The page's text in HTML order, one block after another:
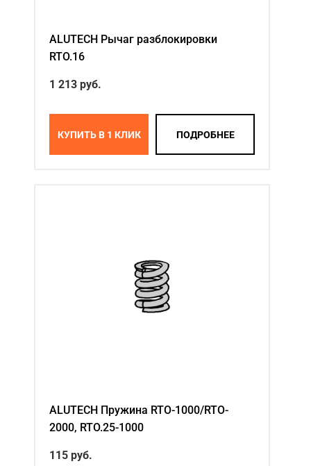
ALUTECH Рычаг разблокировки
RTO.16
1 213 руб.
КУПИТЬ В 1 КЛИК ПОДРОБНЕЕ
ALUTECH Пружина RTO-1000/RTO-
2000, RTO.25-1000
115 руб.